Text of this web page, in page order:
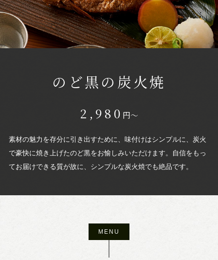
のど黒の炭火焼
2,980 円～
素材の魅力を存分に引き出すために、味付けはシンプルに、炭火
で豪快に焼き上げたのど黒をお愉しみいただけます。自信をもっ
てお届けできる質が故に、シンプルな炭火焼でも絶品です。
MENU